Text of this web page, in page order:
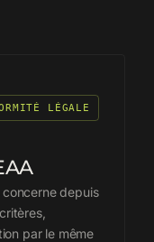
LÉGALE
depuis
par le même